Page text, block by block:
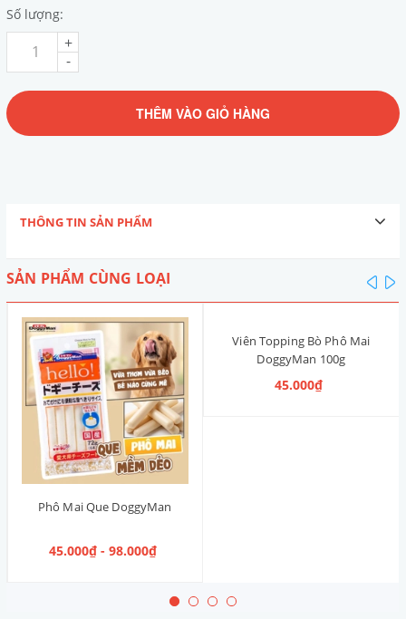
Số lượng:
-
+
THÊM VÀO GIỎ HÀNG
THÔNG TIN SẢN PHẨM
SẢN PHẨM CÙNG LOẠI
Phô Mai Que DoggyMan
45.000₫ - 98.000₫
Viên Topping Bò Phô Mai
DoggyMan 100g
45.000₫